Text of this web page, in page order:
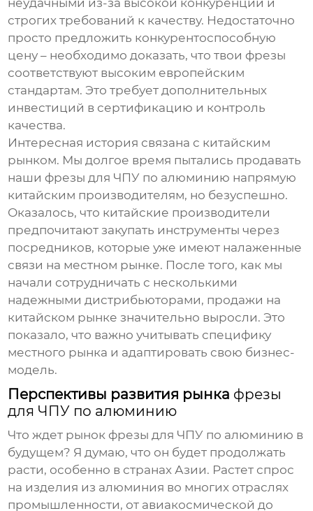
неудачными из-за высокой конкуренции и
строгих требований к качеству. Недостаточно
просто предложить конкурентоспособную
цену – необходимо доказать, что твои фрезы
соответствуют высоким европейским
стандартам. Это требует дополнительных
инвестиций в сертификацию и контроль
качества.
Интересная история связана с китайским
рынком. Мы долгое время пытались продавать
наши фрезы для ЧПУ по алюминию напрямую
китайским производителям, но безуспешно.
Оказалось, что китайские производители
предпочитают закупать инструменты через
посредников, которые уже имеют налаженные
связи на местном рынке. После того, как мы
начали сотрудничать с несколькими
надежными дистрибьюторами, продажи на
китайском рынке значительно выросли. Это
показало, что важно учитывать специфику
местного рынка и адаптировать свою бизнес-
модель.
Перспективы развития рынка фрезы
для ЧПУ по алюминию
Что ждет рынок фрезы для ЧПУ по алюминию в
будущем? Я думаю, что он будет продолжать
расти, особенно в странах Азии. Растет спрос
на изделия из алюминия во многих отраслях
промышленности, от авиакосмической до